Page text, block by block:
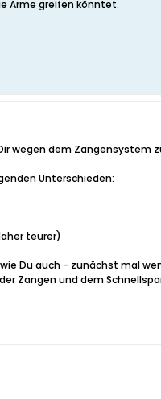
Arme greifen könntet.
wegen dem Zangensystem
Unterschieden:
teurer)
Du auch - zunächst mal
Zangen und dem